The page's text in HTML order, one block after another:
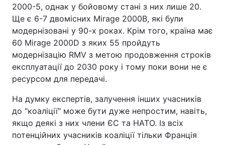
2000-5, однак у бойовому стані з них лише 20.
Ще є 6-7 двомісних Mirage 2000B, які були
модернізовані у 90-х роках. Крім того, країна має
60 Mirage 2000D з яких 55 пройдуть
модернізацію RMV з метою продовження строків
експлуатації до 2030 року і тому поки вони не є
ресурсом для передачі.
На думку експертів, залучення інших учасників
до "коаліції" може бути дуже непростим, навіть,
якщо деякі з них члени ЄС та НАТО. Із всіх
потенційних учасників коаліції тільки Франція